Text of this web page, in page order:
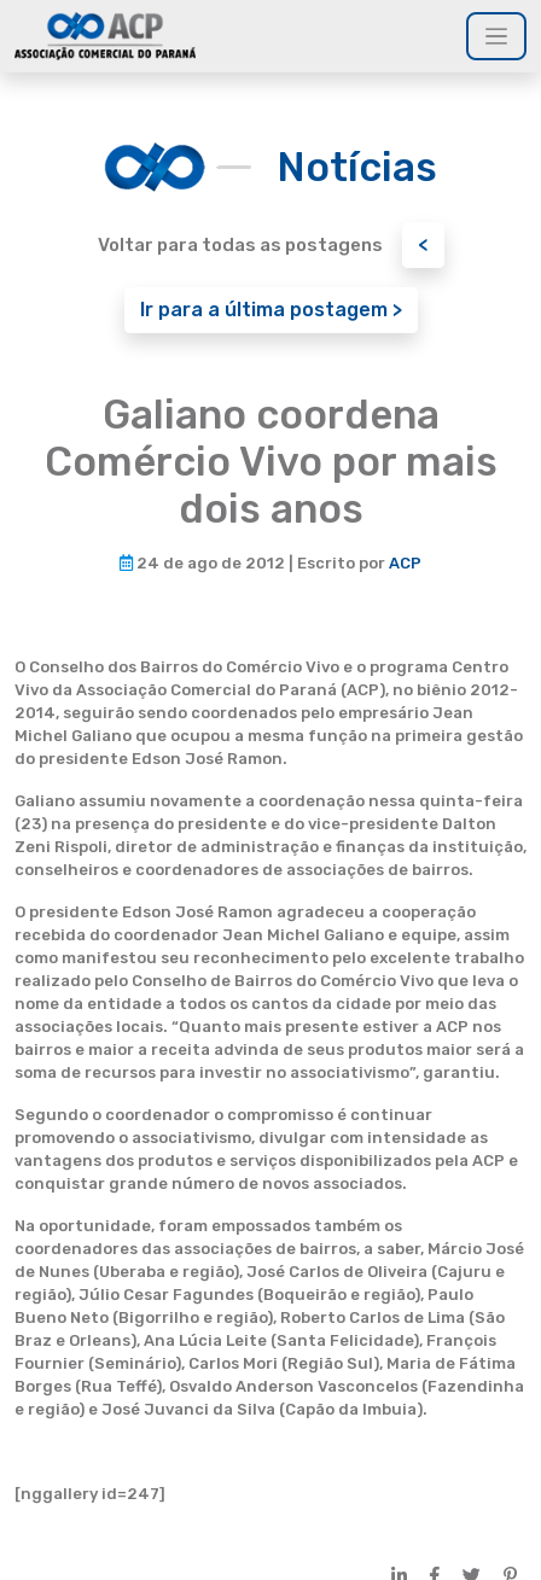
Notícias
Voltar para todas as postagens <
Ir para a última postagem >
Galiano coordena
Comércio Vivo por mais
dois anos
24 de ago de 2012 | Escrito por ACP
O Conselho dos Bairros do Comércio Vivo e o programa Centro
Vivo da Associação Comercial do Paraná (ACP), no biênio 2012-
2014, seguirão sendo coordenados pelo empresário Jean
Michel Galiano que ocupou a mesma função na primeira gestão
do presidente Edson José Ramon.
Galiano assumiu novamente a coordenação nessa quinta-feira
(23) na presença do presidente e do vice-presidente Dalton
Zeni Rispoli, diretor de administração e finanças da instituição,
conselheiros e coordenadores de associações de bairros.
O presidente Edson José Ramon agradeceu a cooperação
recebida do coordenador Jean Michel Galiano e equipe, assim
como manifestou seu reconhecimento pelo excelente trabalho
realizado pelo Conselho de Bairros do Comércio Vivo que leva o
nome da entidade a todos os cantos da cidade por meio das
associações locais. “Quanto mais presente estiver a ACP nos
bairros e maior a receita advinda de seus produtos maior será a
soma de recursos para investir no associativismo”, garantiu.
Segundo o coordenador o compromisso é continuar
promovendo o associativismo, divulgar com intensidade as
vantagens dos produtos e serviços disponibilizados pela ACP e
conquistar grande número de novos associados.
Na oportunidade, foram empossados também os
coordenadores das associações de bairros, a saber, Márcio José
de Nunes (Uberaba e região), José Carlos de Oliveira (Cajuru e
região), Júlio Cesar Fagundes (Boqueirão e região), Paulo
Bueno Neto (Bigorrilho e região), Roberto Carlos de Lima (São
Braz e Orleans), Ana Lúcia Leite (Santa Felicidade), François
Fournier (Seminário), Carlos Mori (Região Sul), Maria de Fátima
Borges (Rua Teffé), Osvaldo Anderson Vasconcelos (Fazendinha
e região) e José Juvanci da Silva (Capão da Imbuia).
[nggallery id=247]